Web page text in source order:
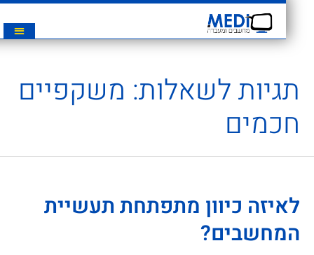
תגיות לשאלות:משקפיים
חכמים
לאיזה כיוון מתפתחת תעשיית
המחשבים?